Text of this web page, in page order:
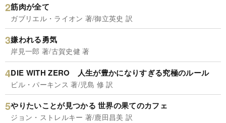
筋肉が全て
ガブリエル・ライオン 著/御立英史 訳
嫌われる勇気
岸見一郎 著/古賀史健 著
DIE WITH ZERO 人生が豊かになりすぎる究極のルール
ビル・パーキンス 著/児島 修 訳
やりたいことが見つかる 世界の果てのカフェ
ジョン・ストレルキー 著/鹿田昌美 訳